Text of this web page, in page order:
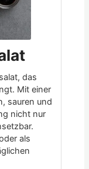
das
Mit einer
sauren und
nicht nur
als